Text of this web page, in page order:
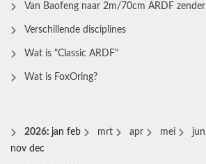
Van Baofeng naar 2m/70cm ARDF zender
Verschillende disciplines
Wat is "Classic ARDF"
Wat is FoxOring?
2026: jan feb mrt apr mei jun
nov dec